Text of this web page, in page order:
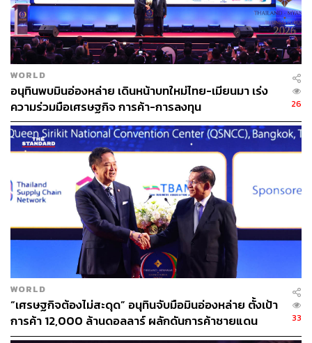
WORLD
อนุทินพบมินอ่องหล่าย เดินหน้าบทใหม่ไทย-เมียนมา เร่ง
ความร่วมมือเศรษฐกิจ การค้า-การลงทุน
26
WORLD
“เศรษฐกิจต้องไม่สะดุด” อนุทินจับมือมินอ่องหล่าย ตั้งเป้า
การค้า 12,000 ล้านดอลลาร์ ผลักดันการค้าชายแดน
33